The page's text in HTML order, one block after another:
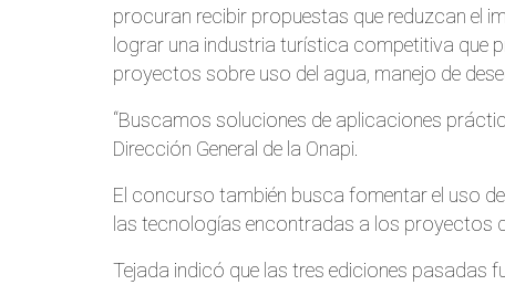
procuran recibir propuestas que reduzcan el
lograr una industria turística competitiva que
proyectos sobre uso del agua, manejo de
“Buscamos soluciones de aplicaciones
Dirección General de la Onapi.
El concurso también busca fomentar el uso
las tecnologías encontradas a los proyectos
Tejada indicó que las tres ediciones pasadas